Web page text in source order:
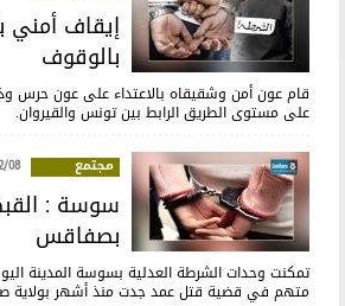
إيقاف أمني
بالوقوف
قام عون أمن وشقيقاه بالاعتداء على عون حرس
على مستوى الطريق الرابط بين تونس والقيروان.
مجتمع
سوسة :
بصفاقس
متهم في قضية قتل عمد جدت منذ أشهر بولاية